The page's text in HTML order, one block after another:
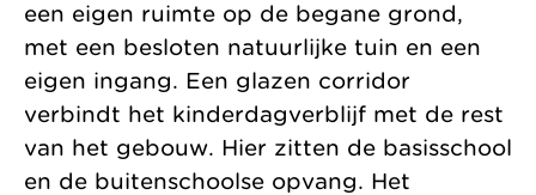
een eigen ruimte op de begane grond,
met een besloten natuurlijke tuin en een
eigen ingang. Een glazen corridor
verbindt het kinderdagverblijf met de rest
van het gebouw. Hier zitten de basisschool
en de buitenschoolse opvang. Het